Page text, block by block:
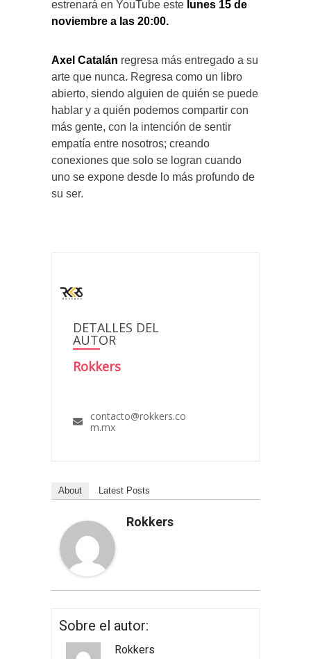
estrenará en YouTube este lunes 15 de
noviembre a las 20:00.
Axel Catalán regresa más entregado a su
arte que nunca. Regresa como un libro
abierto, siendo alguien de quién se puede
hablar y a quién podemos compartir con
más gente, con la intención de sentir
empatía entre nosotros; creando
conexiones que solo se logran cuando
uno se expone desde lo más profundo de
su ser.
DETALLES DEL
AUTOR
Rokkers
contacto@rokkers.co
m.mx
About Latest Posts
Rokkers
Sobre el autor:
Rokkers